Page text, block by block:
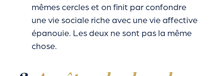
mêmes cercles et on finit par confondre
une vie sociale riche avec une vie affective
épanouie. Les deux ne sont pas la même
chose.